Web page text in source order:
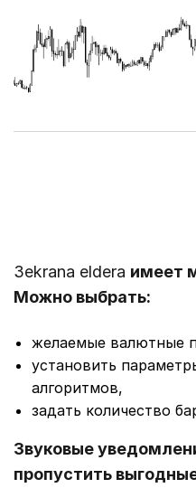
3ekrana eldera имеет
Можно выбрать:
желаемые валютные
установить
алгоритмов,
задать количество
Звуковые
пропустить